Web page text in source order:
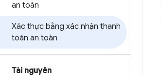
an toàn
Xác thực bằng xác nhận thanh
toán an toàn
Tài nguyên